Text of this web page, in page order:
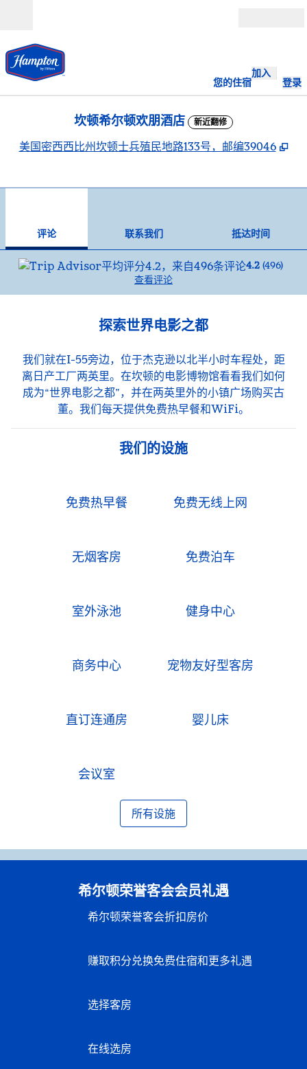
您的住宿
加入
登录
坎顿希尔顿欢朋酒店 新近翻修
美国密西西比州坎顿士兵殖民地路133号，邮编39046 ,
评论 联系我们
抵达时间
4.2 (496)
查看评论
探索世界电影之都
我们就在I-55旁边，位于杰克逊以北半小时车程处，距
离日产工厂两英里。在坎顿的电影博物馆看看我们如何
成为“世界电影之都”，并在两英里外的小镇广场购买古
董。我们每天提供免费热早餐和WiFi。
我们的设施
免费热早餐 免费无线上网
无烟客房 免费泊车
室外泳池 健身中心
商务中心 宠物友好型客房
直订连通房 婴儿床
会议室
所有设施
希尔顿荣誉客会会员礼遇
希尔顿荣誉客会折扣房价
赚取积分兑换免费住宿和更多礼遇
选择客房
在线选房